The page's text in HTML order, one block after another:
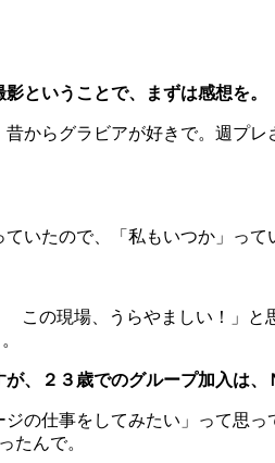
ということで、まずは感想を。
からグラビアが好きで。週プ
いたので、「私もいつか」って
の現場、うらやましい！」と
２３歳でのグループ加入は、
仕事をしてみたい」って思っ
たんで。